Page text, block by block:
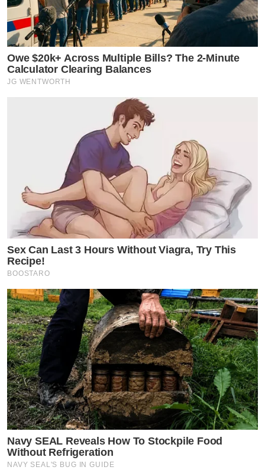
Owe $20k+ Across Multiple Bills? The 2-Minute
Calculator Clearing Balances
JG WENTWORTH
Sex Can Last 3 Hours Without Viagra, Try This
Recipe!
BOOSTARO
Navy SEAL Reveals How To Stockpile Food
Without Refrigeration
NAVY SEAL'S BUG IN GUIDE